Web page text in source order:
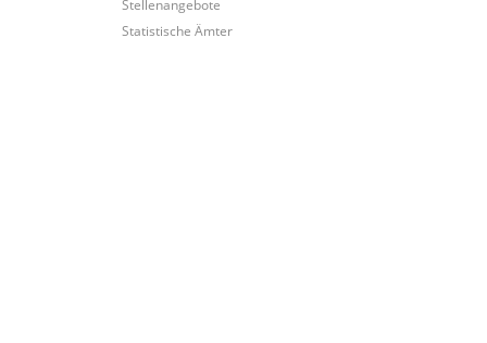
Stellenangebote
Statistische Ämter